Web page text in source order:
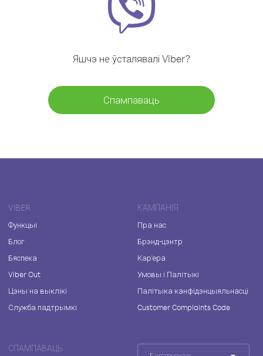
Яшчэ не ўсталявалі Viber?
Спампаваць
VIBER
Функцыі
Блог
Бяспека
Viber Out
Цэны на выклікі
Служба падтрымкі
КАМПАНІЯ
Пра нас
Брэнд-цэнтр
Кар'ера
Умовы і Палітыкі
Палітыка канфідэнцыяльнасці
Customer Complaints Code
СПАМПАВАЦЬ